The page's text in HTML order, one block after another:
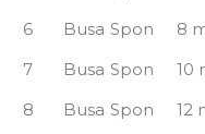
6
Busa Spon 8
7
Busa Spon 10
8
Busa Spon 12